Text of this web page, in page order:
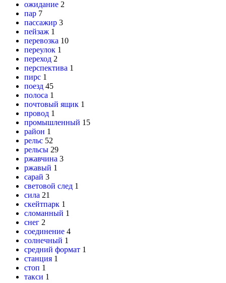
ожидание 2
пар 7
пассажир 3
пейзаж 1
перевозка 10
переулок 1
переход 2
перспектива 1
пирс 1
поезд 45
полоса 1
почтовый ящик 1
провод 1
промышленный 15
район 1
рельс 52
рельсы 29
ржавчина 3
ржавый 1
сарай 3
световой след 1
сила 21
скейтпарк 1
сломанный 1
снег 2
соединение 4
солнечный 1
средний формат 1
станция 1
стоп 1
такси 1